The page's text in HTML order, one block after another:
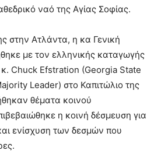
ναό της Αγίας Σοφίας.
στην Ατλάντα, η κα Γενική
με τον ελληνικής καταγωγής
κ. Chuck Efstration (Georgia State
Leader) στο Καπιτώλιο της
θέματα κοινού
η κοινή δέσμευση για
ενίσχυση των δεσμών που